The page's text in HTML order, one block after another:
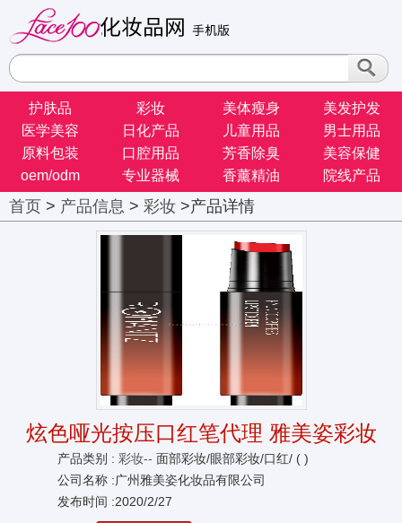
护肤品 彩妆 美体瘦身
美发护发
医学美容
日化产品 儿童用品
男士用品
原料包装
口腔用品 芳香除臭
美容保健
oem/odm
专业器械 香薰精油 院线产品
首页 > 产品信息 > 彩妆 >产品详情
炫色哑光按压口红笔代理 雅美姿彩妆
产品类别 : 彩妆-- 面部彩妆/眼部彩妆/口红/ ( )
公司名称 :广州雅美姿化妆品有限公司
发布时间 :2020/2/27